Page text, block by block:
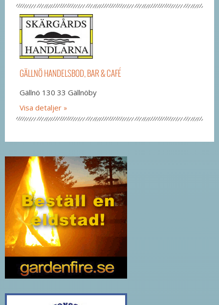
GÄLLNÖ HANDELSBOD, BAR & CAFÉ
Gällnö 130 33 Gällnöby
Visa detaljer